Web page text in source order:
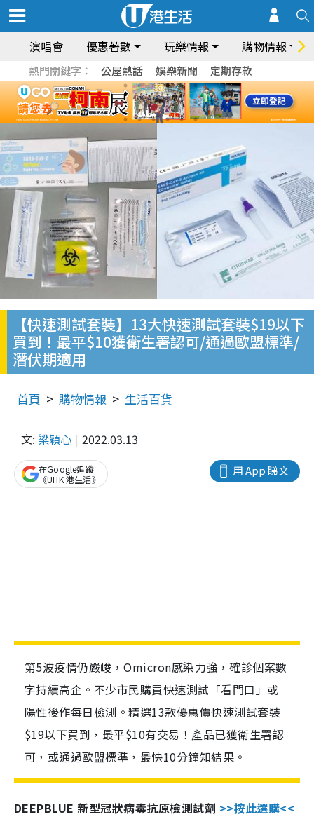
演唱會 優惠著數 玩樂情報 購物情報
熱門關鍵字： 公屋熱話 娛樂新聞 定期存款
【快速測試套裝】13大快速測試套裝$19以下
買到！最平$10獲衛生署認可/通過歐盟標準/
潛伏期適用
首頁 購物情報 生活百貨
文: 梁穎心 2022.03.13
用 App 睇文
在Google追蹤
《UHK 港生活》
第5波疫情仍嚴峻，Omicron感染力強，確診個案數
字持續高企。不少市民購買快速測試「看門口」或
陽性後作每日檢測。精選13款優惠價快速測試套裝
$19以下買到，最平$10有交易！產品已獲衛生署認
可，或通過歐盟標準，最快10分鐘知結果。
DEEPBLUE 新型冠狀病毒抗原檢測試劑 >>按此選購<<